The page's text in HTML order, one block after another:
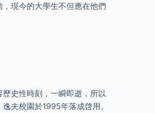
現今的大學生不但應在他們
史性時刻，一瞬即逝，所以
夫校園於1995年落成啓用。